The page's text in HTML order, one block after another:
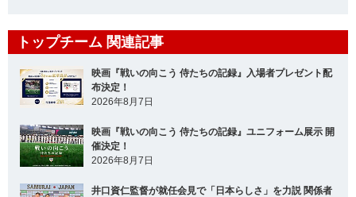
トップチーム 関連記事
映画『戦いの向こう 侍たちの記録』入場者プレゼント配
布決定！
2026年8月7日
映画『戦いの向こう 侍たちの記録』ユニフォーム展示 開
催決定！
2026年8月7日
井口資仁監督が就任会見で「日本らしさ」を力説 関係者